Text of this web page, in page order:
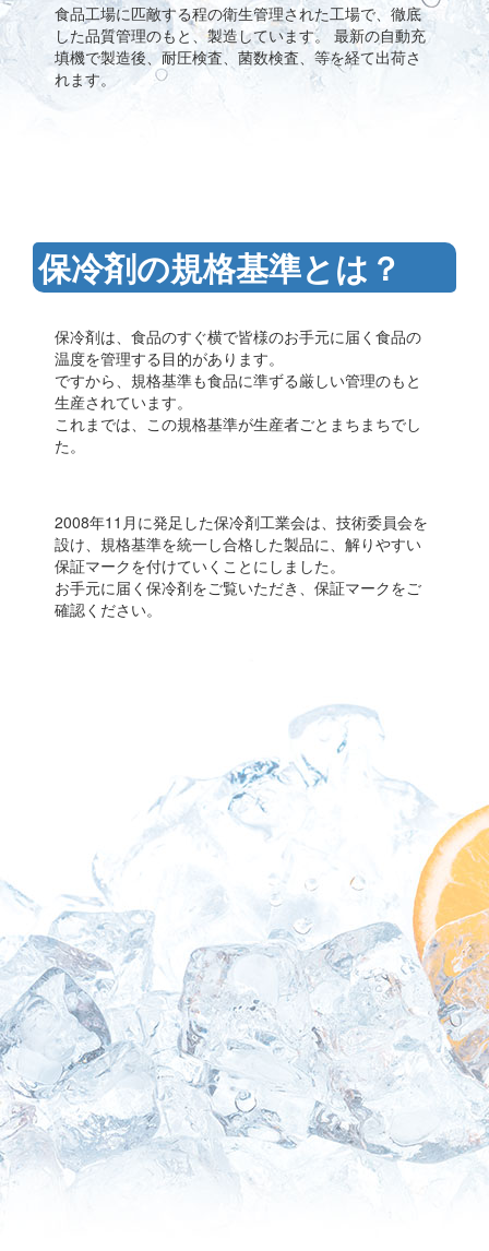
食品工場に匹敵する程の衛生管理された工場で、徹底
した品質管理のもと、製造しています。 最新の自動充
填機で製造後、耐圧検査、菌数検査、等を経て出荷さ
れます。
保冷剤の規格基準とは？
保冷剤は、食品のすぐ横で皆様のお手元に届く食品の
温度を管理する目的があります。
ですから、規格基準も食品に準ずる厳しい管理のもと
生産されています。
これまでは、この規格基準が生産者ごとまちまちでし
た。
2008年11月に発足した保冷剤工業会は、技術委員会を
設け、規格基準を統一し合格した製品に、解りやすい
保証マークを付けていくことにしました。
お手元に届く保冷剤をご覧いただき、保証マークをご
確認ください。